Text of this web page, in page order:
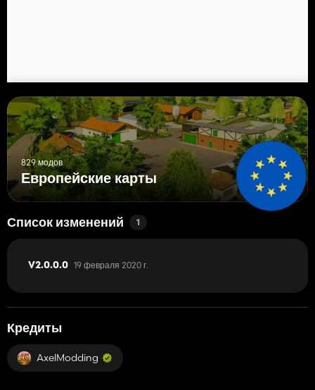
829 модов
Европейские карты
Список изменений 1
V2.0.0.0 19 февраля 2020 г.
Кредиты
AxelModding